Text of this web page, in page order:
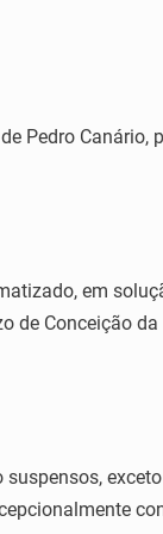
Pedro Canário,
em
de Conceição da